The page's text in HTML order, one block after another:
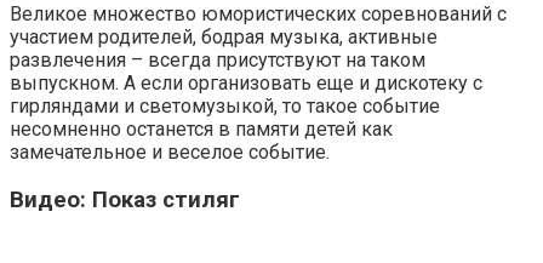
Великое множество юмористических соревнований с
участием родителей, бодрая музыка, активные
развлечения – всегда присутствуют на таком
выпускном. А если организовать еще и дискотеку с
гирляндами и светомузыкой, то такое событие
несомненно останется в памяти детей как
замечательное и веселое событие.
Видео: Показ стиляг